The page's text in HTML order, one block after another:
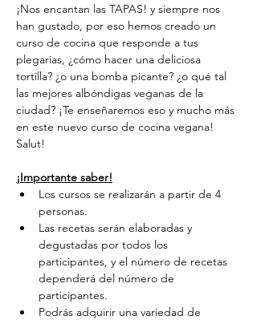
¡Nos encantan las TAPAS! y siempre nos
han gustado, por eso hemos creado un
curso de cocina que responde a tus
plegarias, ¿cómo hacer una deliciosa
tortilla? ¿o una bomba picante? ¿o qué tal
las mejores albóndigas veganas de la
ciudad? ¡Te enseñaremos eso y mucho más
en este nuevo curso de cocina vegana!
Salut!
¡Importante saber!
Los cursos se realizarán a partir de 4
personas.
Las recetas serán elaboradas y
degustadas por todos los
participantes, y el número de recetas
dependerá del número de
participantes.
Podrás adquirir una variedad de